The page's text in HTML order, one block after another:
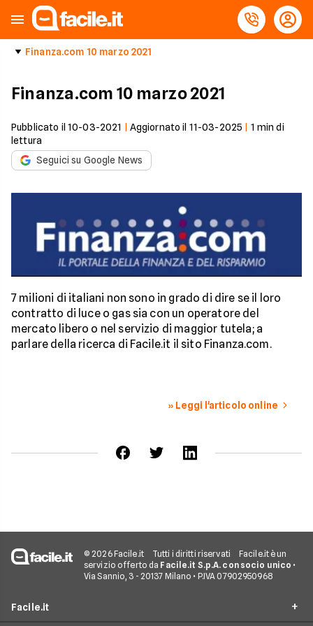
Finanza.com 10 marzo 2021
Finanza.com 10 marzo 2021
Pubblicato il 10-03-2021 Aggiornato il 11-03-2025 1 min di
lettura
Seguici su Google News
7 milioni di italiani non sono in grado di dire se il loro
contratto di luce o gas sia con un operatore del
mercato libero o nel servizio di maggior tutela; a
parlare della ricerca di Facile.it il sito Finanza.com.
» Leggi l'articolo online
© 2026 Facile.it Tutti i diritti riservati
Facile.it è un
servizio offerto da Facile.it S.p.A. con socio unico •
Via Sannio, 3 - 20137 Milano • P.IVA 07902950968
Facile.it